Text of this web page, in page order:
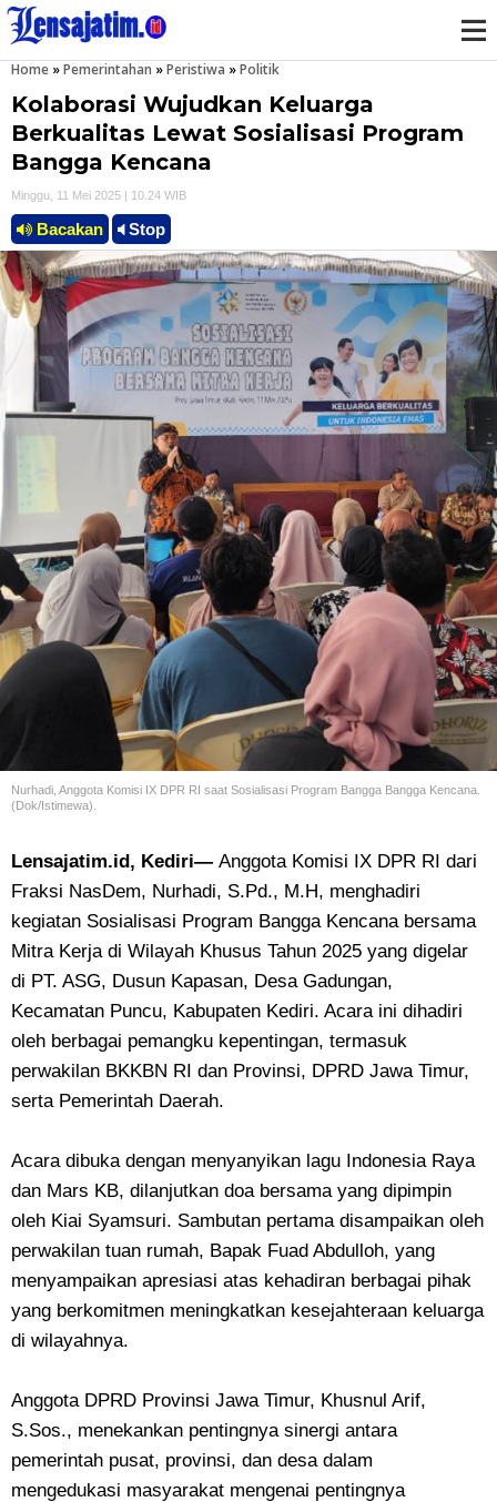
e
Home »Pemerintahan »Peristiwa »Politik
Kolaborasi Wujudkan Keluarga
Berkualitas Lewat Sosialisasi Program
Bangga Kencana
Minggu, 11 Mei 2025 | 10.24 WIB
Bacakan Stop
Nurhadi, Anggota Komisi IX DPR RI saat Sosialisasi Program Bangga Bangga Kencana.
(Dok/Istimewa).
Lensajatim.id, Kediri— Anggota Komisi IX DPR RI dari
Fraksi NasDem, Nurhadi, S.Pd., M.H, menghadiri
kegiatan Sosialisasi Program Bangga Kencana bersama
Mitra Kerja di Wilayah Khusus Tahun 2025 yang digelar
di PT. ASG, Dusun Kapasan, Desa Gadungan,
Kecamatan Puncu, Kabupaten Kediri. Acara ini dihadiri
oleh berbagai pemangku kepentingan, termasuk
perwakilan BKKBN RI dan Provinsi, DPRD Jawa Timur,
serta Pemerintah Daerah.
Acara dibuka dengan menyanyikan lagu Indonesia Raya
dan Mars KB, dilanjutkan doa bersama yang dipimpin
oleh Kiai Syamsuri. Sambutan pertama disampaikan oleh
perwakilan tuan rumah, Bapak Fuad Abdulloh, yang
menyampaikan apresiasi atas kehadiran berbagai pihak
yang berkomitmen meningkatkan kesejahteraan keluarga
di wilayahnya.
Anggota DPRD Provinsi Jawa Timur, Khusnul Arif,
S.Sos., menekankan pentingnya sinergi antara
pemerintah pusat, provinsi, dan desa dalam
mengedukasi masyarakat mengenai pentingnya